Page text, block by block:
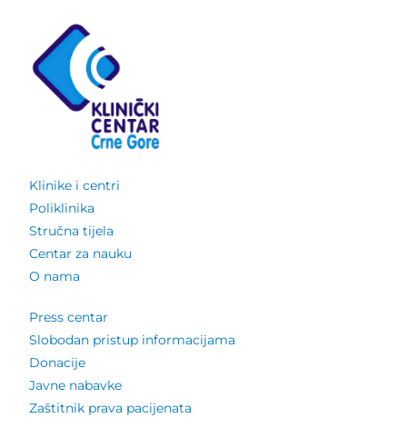
Klinike i centri
Poliklinika
Stručna tijela
Centar za nauku
O nama
Press centar
Slobodan pristup informacijama
Donacije
Javne nabavke
Zaštitnik prava pacijenata